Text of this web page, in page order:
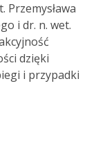
Przemysława
i dr. n. wet.
dzięki
i przypadki